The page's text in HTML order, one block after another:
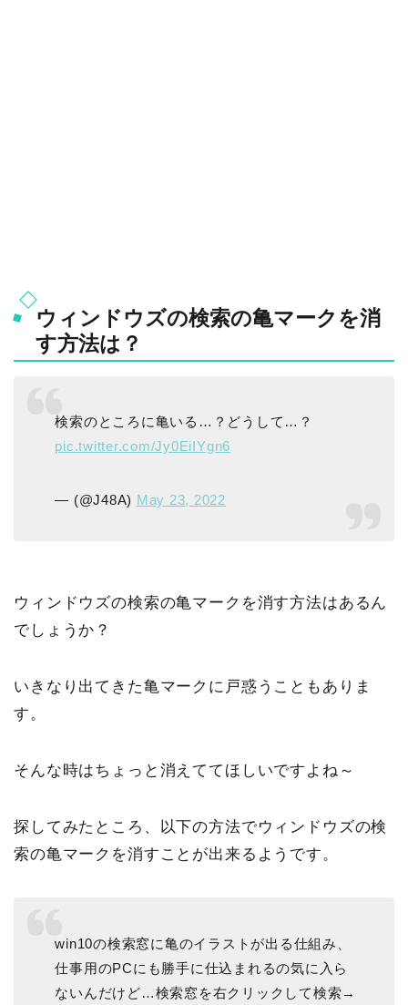
ウィンドウズの検索の亀マークを消
す方法は？
検索のところに亀いる…？どうして…？
pic.twitter.com/Jy0EiIYgn6
— (@J48A) May 23, 2022
ウィンドウズの検索の亀マークを消す方法はあるん
でしょうか？
いきなり出てきた亀マークに戸惑うこともありま
す。
そんな時はちょっと消えててほしいですよね～
探してみたところ、以下の方法でウィンドウズの検
索の亀マークを消すことが出来るようです。
win10の検索窓に亀のイラストが出る仕組み、
仕事用のPCにも勝手に仕込まれるの気に入ら
ないんだけど…検索窓を右クリックして検索→